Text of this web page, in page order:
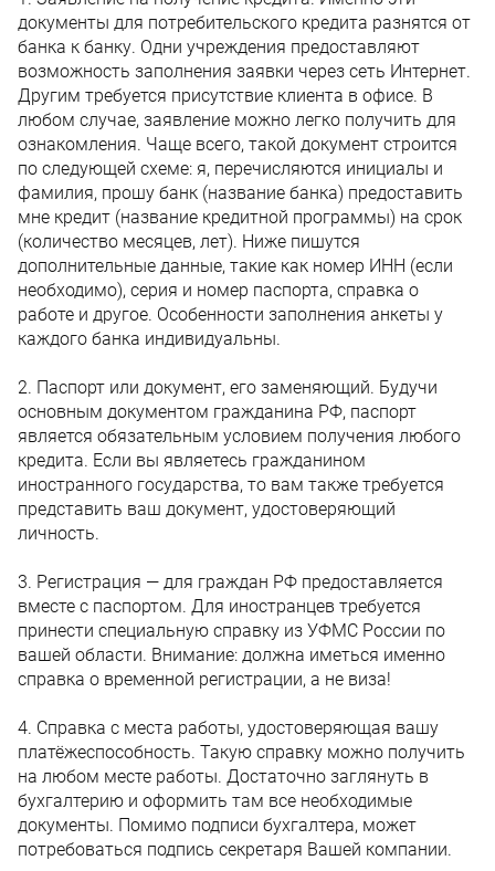
документы для потребительского кредита разнятся от
банка к банку. Одни учреждения предоставляют
возможность заполнения заявки через сеть Интернет.
Другим требуется присутствие клиента в офисе. В
любом случае, заявление можно легко получить для
ознакомления. Чаще всего, такой документ строится
по следующей схеме: я, перечисляются инициалы и
фамилия, прошу банк (название банка) предоставить
мне кредит (название кредитной программы) на срок
(количество месяцев, лет). Ниже пишутся
дополнительные данные, такие как номер ИНН (если
необходимо), серия и номер паспорта, справка о
работе и другое. Особенности заполнения анкеты у
каждого банка индивидуальны.
2. Паспорт или документ, его заменяющий. Будучи
основным документом гражданина РФ, паспорт
является обязательным условием получения любого
кредита. Если вы являетесь гражданином
иностранного государства, то вам также требуется
представить ваш документ, удостоверяющий
личность.
3. Регистрация — для граждан РФ предоставляется
вместе с паспортом. Для иностранцев требуется
принести специальную справку из УФМС России по
вашей области. Внимание: должна иметься именно
справка о временной регистрации, а не виза!
4. Справка с места работы, удостоверяющая вашу
платёжеспособность. Такую справку можно получить
на любом месте работы. Достаточно заглянуть в
бухгалтерию и оформить там все необходимые
документы. Помимо подписи бухгалтера, может
потребоваться подпись секретаря Вашей компании.